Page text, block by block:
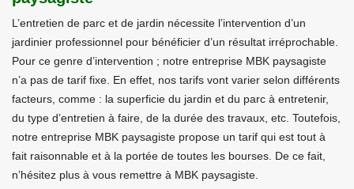
L’entretien de parc et de jardin nécessite l’intervention d’un
jardinier professionnel pour bénéficier d’un résultat irréprochable.
Pour ce genre d’intervention ; notre entreprise MBK paysagiste
n’a pas de tarif fixe. En effet, nos tarifs vont varier selon différents
facteurs, comme : la superficie du jardin et du parc à entretenir,
du type d’entretien à faire, de la durée des travaux, etc. Toutefois,
notre entreprise MBK paysagiste propose un tarif qui est tout à
fait raisonnable et à la portée de toutes les bourses. De ce fait,
n’hésitez plus à vous remettre à MBK paysagiste.